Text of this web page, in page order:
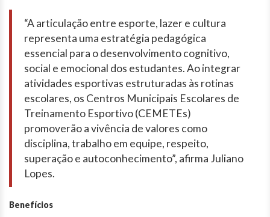
“A articulação entre esporte, lazer e cultura
representa uma estratégia pedagógica
essencial para o desenvolvimento cognitivo,
social e emocional dos estudantes. Ao integrar
atividades esportivas estruturadas às rotinas
escolares, os Centros Municipais Escolares de
Treinamento Esportivo (CEMETEs)
promoverão a vivência de valores como
disciplina, trabalho em equipe, respeito,
superação e autoconhecimento”, afirma Juliano
Lopes.
Benefícios